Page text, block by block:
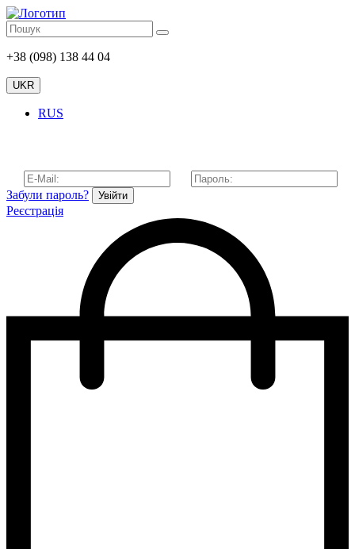
+38 (098) 138 44 04
UKR
RUS
Забули пароль? Увійти
Реєстрація